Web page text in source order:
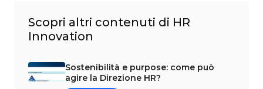
Scopri altri contenuti di HR
Innovation
Sostenibilità e purpose: come può
agire la Direzione HR?